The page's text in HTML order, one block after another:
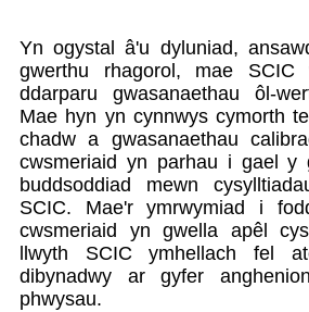
Yn ogystal â'u dyluniad,
gwerthu rhagorol, mae SCIC
ddarparu gwasanaethau ôl-
Mae hyn yn cynnwys cymorth
chadw a gwasanaethau
cwsmeriaid yn parhau i gael y
buddsoddiad mewn
SCIC. Mae'r ymrwymiad i
cwsmeriaid yn gwella apêl
llwyth SCIC ymhellach fel
dibynadwy ar gyfer
phwysau.